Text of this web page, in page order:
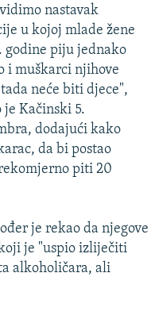
nastavak
u kojoj mlade žene
godine piju jednako
i muškarci njihove
neće biti djece",
je Kačinski 5.
dodajući kako
da bi postao
piti 20
je rekao da njegove
je "uspio izliječiti
alkoholičara, ali